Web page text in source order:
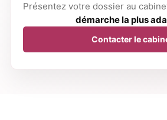
Présentez votre dossier au
démarche la plus
Contacter le